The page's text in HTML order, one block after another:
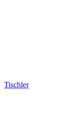
Tischler